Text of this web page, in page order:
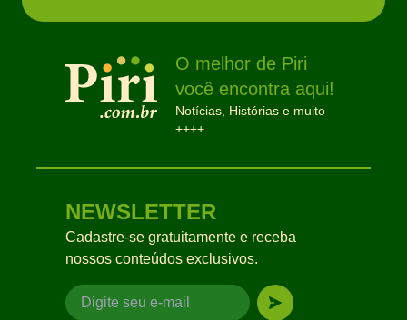
O melhor de Piri
você encontra aqui!
Notícias, Histórias e muito
++++
NEWSLETTER
Cadastre-se gratuitamente e receba
nossos conteúdos exclusivos.